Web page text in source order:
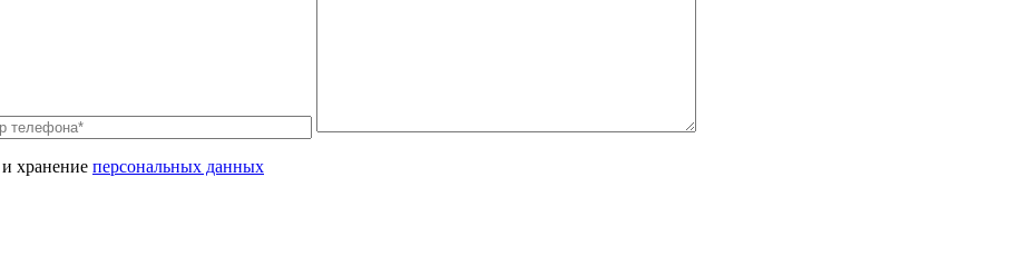
хранение персональных данных